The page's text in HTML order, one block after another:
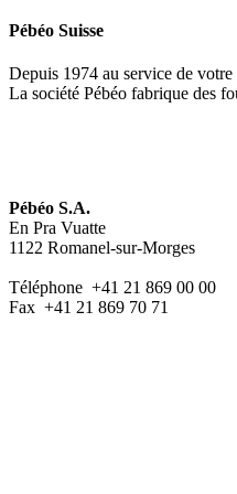
Pébéo Suisse
Depuis 1974 au service de
La société Pébéo fabrique des
Pébéo S.A.
En Pra Vuatte
1122 Romanel-sur-Morges
Téléphone +41 21 869 00 00
Fax +41 21 869 70 71